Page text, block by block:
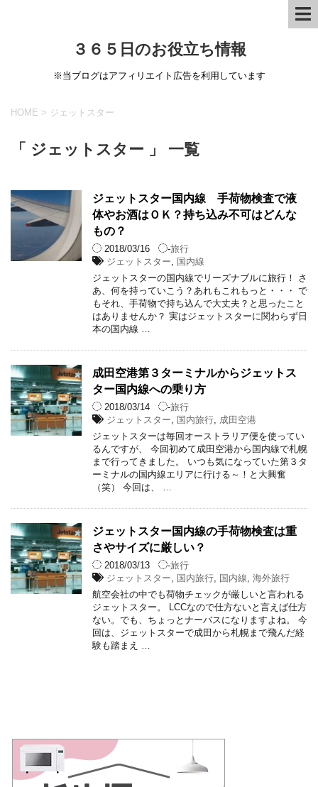
３６５日のお役立ち情報
※当ブログはアフィリエイト広告を利用しています
HOME > ジェットスター
「 ジェットスター 」 一覧
ジェットスター国内線 手荷物検査で液
体やお酒はＯＫ？持ち込み不可はどんな
もの？
2018/03/16 -旅行
ジェットスター
国内線
ジェットスターの国内線でリーズナブルに旅行！ さ
あ、何を持っていこう？あれもこれもっと・・・ で
もそれ、手荷物で持ち込んで大丈夫？と思ったこと
はありませんか？ 実はジェットスターに関わらず日
本の国内線 …
成田空港第３ターミナルからジェットス
ター国内線への乗り方
2018/03/14 -旅行
ジェットスター
国内旅行 成田空港
ジェットスターは毎回オーストラリア便を使ってい
るんですが、 今回初めて成田空港から国内線で札幌
まで行ってきました。 いつも気になっていた第３タ
ーミナルの国内線エリアに行ける～！と大興奮
（笑） 今回は、 …
ジェットスター国内線の手荷物検査は重
さやサイズに厳しい？
2018/03/13 -旅行
ジェットスター
国内旅行 国内線 ,海外旅行
航空会社の中でも荷物チェックが厳しいと言われる
ジェットスター。 LCCなので仕方ないと言えば仕方
ない。でも、ちょっとナーバスになりますよね。 今
回は、ジェットスターで成田から札幌まで飛んだ経
験も踏まえ …